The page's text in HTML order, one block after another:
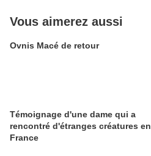
Vous aimerez aussi
Ovnis Macé de retour
Témoignage d'une dame qui a
rencontré d'étranges créatures en
France